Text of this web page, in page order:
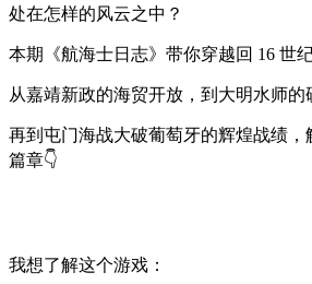
处在怎样的风云之中？
本期《航海士日志》带你穿越回 16 世
从嘉靖新政的海贸开放，到大明水师的
再到屯门海战大破葡萄牙的辉煌战绩
篇章👇
我想了解这个游戏：